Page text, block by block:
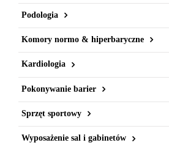
Podologia
Komory normo & hiperbaryczne
Kardiologia
Pokonywanie barier
Sprzęt sportowy
Wyposażenie sal i gabinetów